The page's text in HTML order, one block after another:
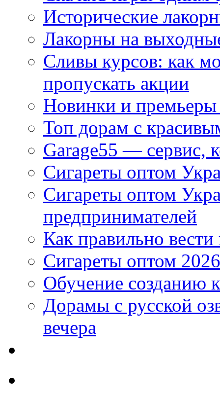
Исторические
Лакорны на
Сливы курсов: как
пропускать акции
Новинки и
Топ дорам с
Garage55 — сервис,
Сигареты оптом
Сигареты оптом
предпринимателей
Как правильно
Сигареты оптом
Обучение созданию
Дорамы с русской
вечера